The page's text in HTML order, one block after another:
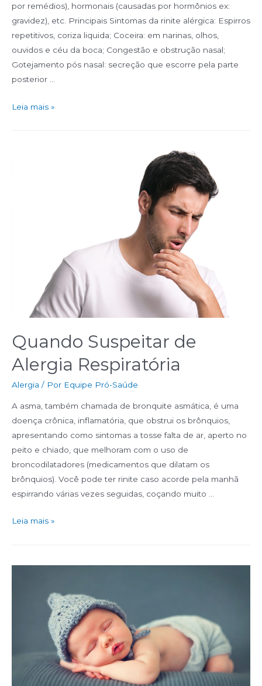
por remédios), hormonais (causadas por hormônios ex:
gravidez), etc. Principais Sintomas da rinite alérgica: Espirros
repetitivos, coriza liquida; Coceira: em narinas, olhos,
ouvidos e céu da boca; Congestão e obstrução nasal;
Gotejamento pós nasal: secreção que escorre pela parte
posterior …
Leia mais »
Quando Suspeitar de
Alergia Respiratória
Alergia / Por Equipe Pró-Saúde
A asma, também chamada de bronquite asmática, é uma
doença crônica, inflamatória, que obstrui os brônquios,
apresentando como sintomas a tosse falta de ar, aperto no
peito e chiado, que melhoram com o uso de
broncodilatadores (medicamentos que dilatam os
brônquios). Você pode ter rinite caso acorde pela manhã
espirrando várias vezes seguidas, coçando muito …
Leia mais »